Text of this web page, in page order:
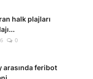
halk plajları
0
arasında feribot